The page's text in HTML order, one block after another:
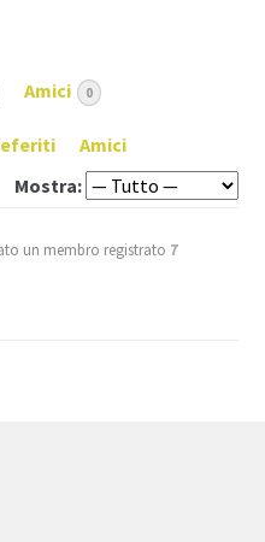
Amici 0
Amici
Mostra:
un membro registrato 7